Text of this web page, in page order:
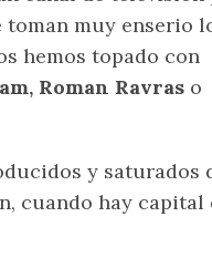
toman muy enserio
hemos topado con
Roman Ravras o
y saturados
cuando hay capital